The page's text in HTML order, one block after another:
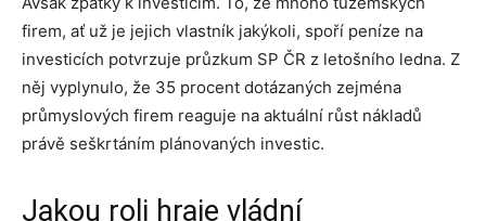
firem, ať už je jejich vlastník jakýkoli, spoří peníze na
investicích potvrzuje průzkum SP ČR z letošního ledna. Z
něj vyplynulo, že 35 procent dotázaných zejména
průmyslových firem reaguje na aktuální růst nákladů
právě seškrtáním plánovaných investic.
Jakou roli hraje vládní